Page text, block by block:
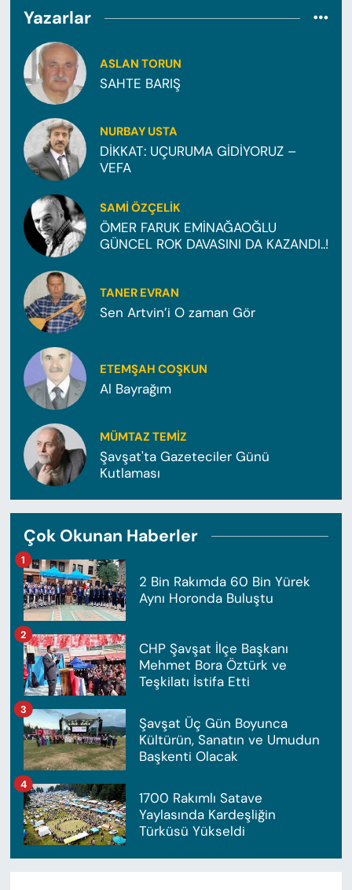
Yazarlar
ASLAN TORUN
SAHTE BARIŞ
NURBAY USTA
DİKKAT: UÇURUMA GİDİYORUZ –
VEFA
SAMI ÖZÇELIK
ÖMER FARUK EMİNAĞAOĞLU
GÜNCEL ROK DAVASINI DA KAZANDI..!
TANER EVRAN
Sen Artvin’i O zaman Gör
ETEMŞAH COŞKUN
Al Bayrağım
MÜMTAZ TEMİZ
Şavşat'ta Gazeteciler Günü
Kutlaması
Çok Okunan Haberler
2 Bin Rakımda 60 Bin Yürek
Aynı Horonda Buluştu
1
CHP Şavşat İlçe Başkanı
Mehmet Bora Öztürk ve
Teşkilatı İstifa Etti
2
Şavşat Üç Gün Boyunca
Kültürün, Sanatın ve Umudun
Başkenti Olacak
3
1700 Rakımlı Satave
Yaylasında Kardeşliğin
Türküsü Yükseldi
4